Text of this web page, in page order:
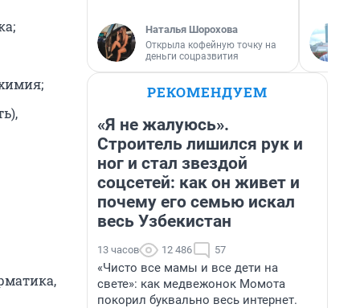
Наталья Шорохова
Открыла кофейную точку на
деньги соцразвития
РЕКОМЕНДУЕМ
«Я не жалуюсь».
Строитель лишился рук и
ног и стал звездой
соцсетей: как он живет и
почему его семью искал
весь Узбекистан
13 часов 12 486 57
«Чисто все мамы и все дети на
свете»: как медвежонок Момота
покорил буквально весь интернет.